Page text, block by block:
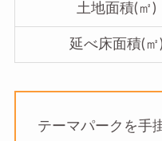
土地面積(㎡)
延べ床面積(㎡)
テーマパークを手